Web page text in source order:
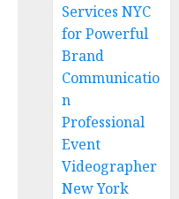
Services NYC
for Powerful
Brand
Communicatio
n
Professional
Event
Videographer
New York